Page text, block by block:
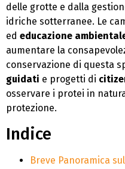
delle grotte e dalla
idriche sotterranee. Le
ed educazione
aumentare la
conservazione di questa
guidati e progetti di
osservare i protei in
protezione.
Indice
Breve Panoramica